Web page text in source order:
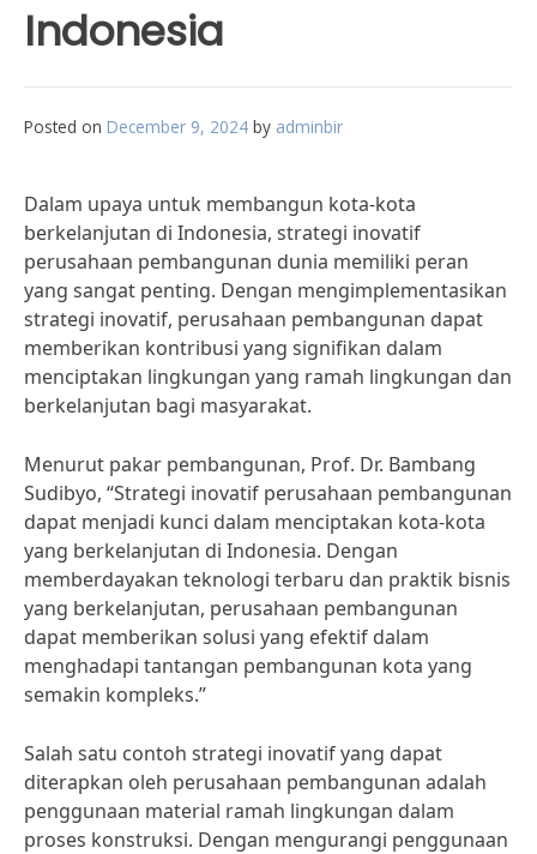
Indonesia
Posted on December 9, 2024 by adminbir
Dalam upaya untuk membangun kota-kota
berkelanjutan di Indonesia, strategi inovatif
perusahaan pembangunan dunia memiliki peran
yang sangat penting. Dengan mengimplementasikan
strategi inovatif, perusahaan pembangunan dapat
memberikan kontribusi yang signifikan dalam
menciptakan lingkungan yang ramah lingkungan dan
berkelanjutan bagi masyarakat.
Menurut pakar pembangunan, Prof. Dr. Bambang
Sudibyo, “Strategi inovatif perusahaan pembangunan
dapat menjadi kunci dalam menciptakan kota-kota
yang berkelanjutan di Indonesia. Dengan
memberdayakan teknologi terbaru dan praktik bisnis
yang berkelanjutan, perusahaan pembangunan
dapat memberikan solusi yang efektif dalam
menghadapi tantangan pembangunan kota yang
semakin kompleks.”
Salah satu contoh strategi inovatif yang dapat
diterapkan oleh perusahaan pembangunan adalah
penggunaan material ramah lingkungan dalam
proses konstruksi. Dengan mengurangi penggunaan